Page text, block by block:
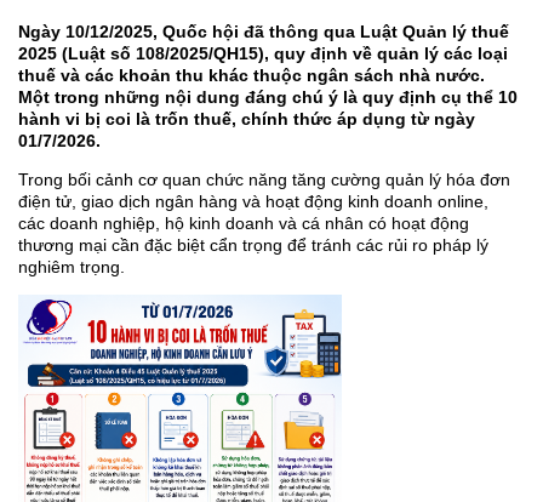
Ngày 10/12/2025, Quốc hội đã thông qua Luật Quản lý thuế
2025 (Luật số 108/2025/QH15), quy định về quản lý các loại
thuế và các khoản thu khác thuộc ngân sách nhà nước.
Một trong những nội dung đáng chú ý là quy định cụ thể 10
hành vi bị coi là trốn thuế, chính thức áp dụng từ ngày
01/7/2026.
Trong bối cảnh cơ quan chức năng tăng cường quản lý hóa đơn
điện tử, giao dịch ngân hàng và hoạt động kinh doanh online,
các doanh nghiệp, hộ kinh doanh và cá nhân có hoạt động
thương mại cần đặc biệt cẩn trọng để tránh các rủi ro pháp lý
nghiêm trọng.